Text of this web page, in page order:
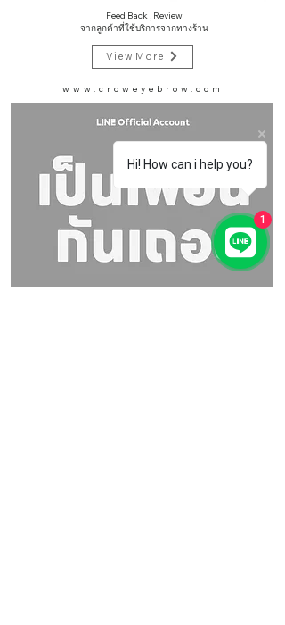
Feed Back , Review
จากลูกค้าที่ใช้บริการจากทางร้าน
View More
www.croweyebrow.com
Hi! How can i help you?
1